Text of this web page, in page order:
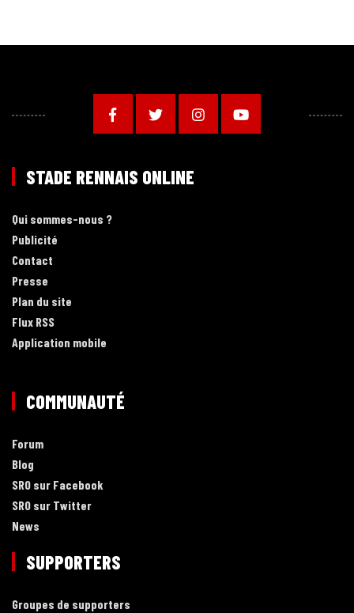
STADE RENNAIS ONLINE
Qui sommes-nous ?
Publicité
Contact
Presse
Plan du site
Flux RSS
Application mobile
COMMUNAUTÉ
Forum
Blog
SRO sur Facebook
SRO sur Twitter
News
SUPPORTERS
Groupes de supporters